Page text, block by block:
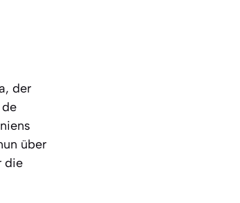
der
über
die